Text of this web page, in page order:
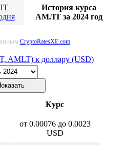
История курса
АМЛТ за 2024 год
CryptoRatesXE.com
AMLT) к доллару (USD)
Курс
от 0.00076 до 0.0023
USD